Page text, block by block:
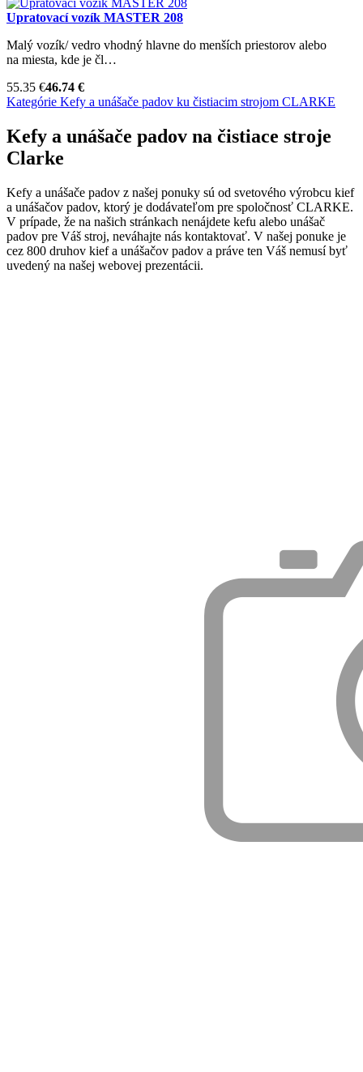
Upratovací vozík MASTER 208
Malý vozík/ vedro vhodný hlavne do menších priestorov alebo
na miesta, kde je čl…
55.35 €46.74 €
Kategórie Kefy a unášače padov ku čistiacim strojom CLARKE
Kefy a unášače padov na čistiace stroje
Clarke
Kefy a unášače padov z našej ponuky sú od svetového výrobcu kief
a unášačov padov, ktorý je dodávateľom pre spoločnosť CLARKE.
V prípade, že na našich stránkach nenájdete kefu alebo unášač
padov pre Váš stroj, neváhajte nás kontaktovať. V našej ponuke je
cez 800 druhov kief a unášačov padov a práve ten Váš nemusí byť
uvedený na našej webovej prezentácii.